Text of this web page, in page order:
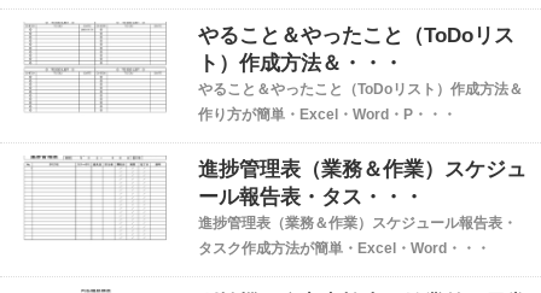
やること＆やったこと（ToDoリス
ト）作成方法＆・・・
やること＆やったこと（ToDoリスト）作成方法＆
作り方が簡単・Excel・Word・P・・・
進捗管理表（業務＆作業）スケジュ
ール報告表・タス・・・
進捗管理表（業務＆作業）スケジュール報告表・
タスク作成方法が簡単・Excel・Word・・・